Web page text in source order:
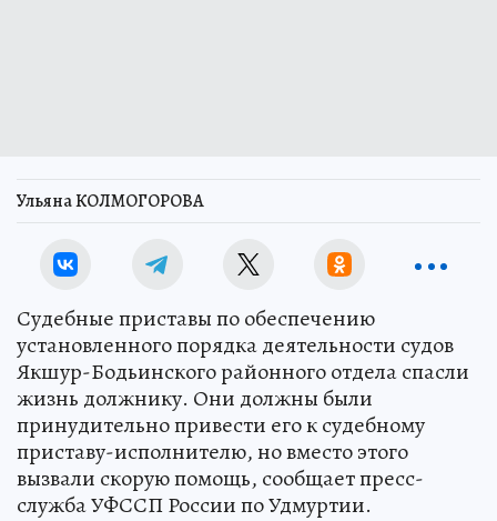
Ульяна КОЛМОГОРОВА
Судебные приставы по обеспечению
установленного порядка деятельности судов
Якшур-Бодьинского районного отдела спасли
жизнь должнику. Они должны были
принудительно привести его к судебному
приставу-исполнителю, но вместо этого
вызвали скорую помощь, сообщает пресс-
служба УФССП России по Удмуртии.